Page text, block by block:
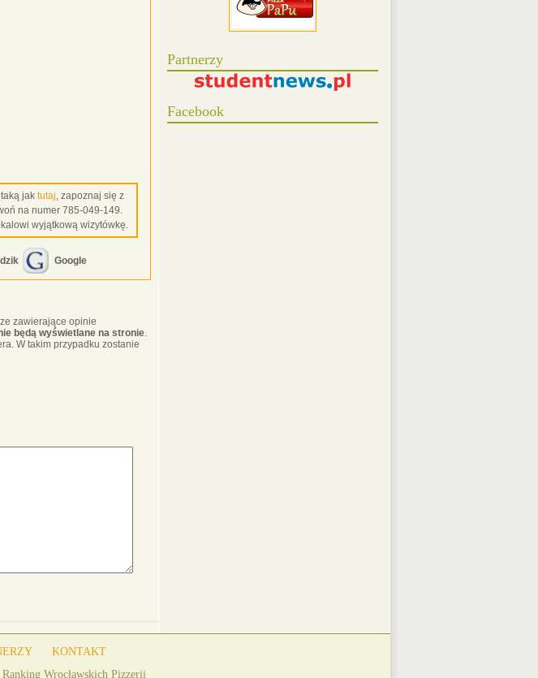
jak tutaj, zapoznaj się z
na numer 785-049-149.
wyjątkową wizytówkę.
Google
zawierające opinie
będą wyświetlane na stronie.
W takim przypadku zostanie
Partnerzy
Facebook
KONTAKT
Wrocławskich Pizzerii